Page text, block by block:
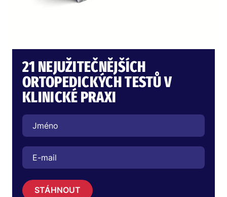
21 NEJUŽITEČNĚJŠÍCH
ORTOPEDICKÝCH TESTŮ V
KLINICKÉ PRAXI
STÁHNOUT